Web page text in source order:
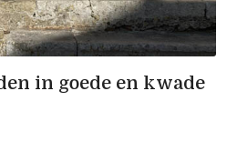
in goede en kwade